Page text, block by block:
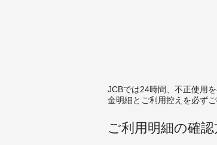
JCBでは24時間、不正使用
金明細とご利用控えを必ずご
ご利用明細の確